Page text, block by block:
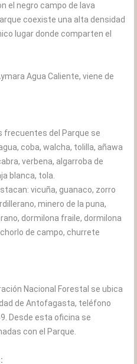
el negro campo de lava
coexiste una alta densidad
lugar donde comparten el
Agua Caliente, viene de
frecuentes del Parque se
coba, walcha, tolilla, añawa
verbena, algarroba de
blanca, tola.
vicuña, guanaco, zorro
minero de la puna,
dormilona fraile, dormilona
de campo, churrete
Nacional Forestal se ubica
de Antofagasta, teléfono
Desde esta oficina se
con el Parque.